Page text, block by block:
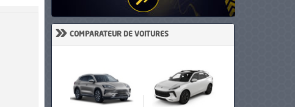
» COMPARATEUR DE VOITURES